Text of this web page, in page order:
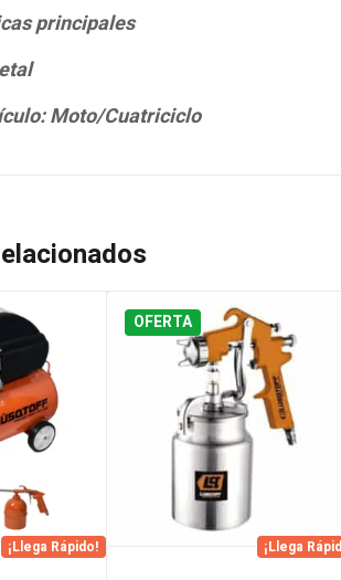
principales
Moto/Cuatriciclo
¡Llega Rápido!
OFERTA
¡Llega